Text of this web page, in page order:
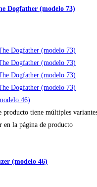
Dogfather (modelo 73)
producto tiene múltiples
en la página de producto
(modelo 46)